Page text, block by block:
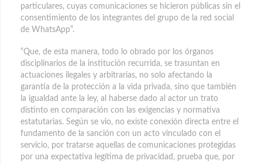
particulares, cuyas comunicaciones se hicieron públicas sin el
consentimiento de los integrantes del grupo de la red social
de WhatsApp”.
“Que, de esta manera, todo lo obrado por los órganos
disciplinarios de la institución recurrida, se trasuntan en
actuaciones ilegales y arbitrarias, no solo afectando la
garantía de la protección a la vida privada, sino que también
la igualdad ante la ley, al haberse dado al actor un trato
distinto en comparación con las exigencias y normativa
estatutarias. Según se vio, no existe conexión directa entre el
fundamento de la sanción con un acto vinculado con el
servicio, por tratarse aquellas de comunicaciones protegidas
por una expectativa legítima de privacidad, prueba que, por